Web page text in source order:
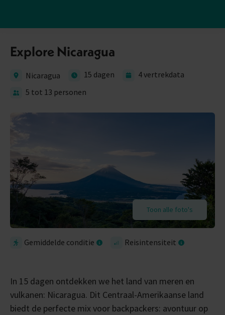
Explore Nicaragua
Nicaragua 15 dagen
4 vertrekdata
5 tot 13 personen
Toon alle foto's
Gemiddelde conditie Reisintensiteit
In 15 dagen ontdekken we het land van meren en
vulkanen: Nicaragua. Dit Centraal-Amerikaanse land
biedt de perfecte mix voor backpackers: avontuur op